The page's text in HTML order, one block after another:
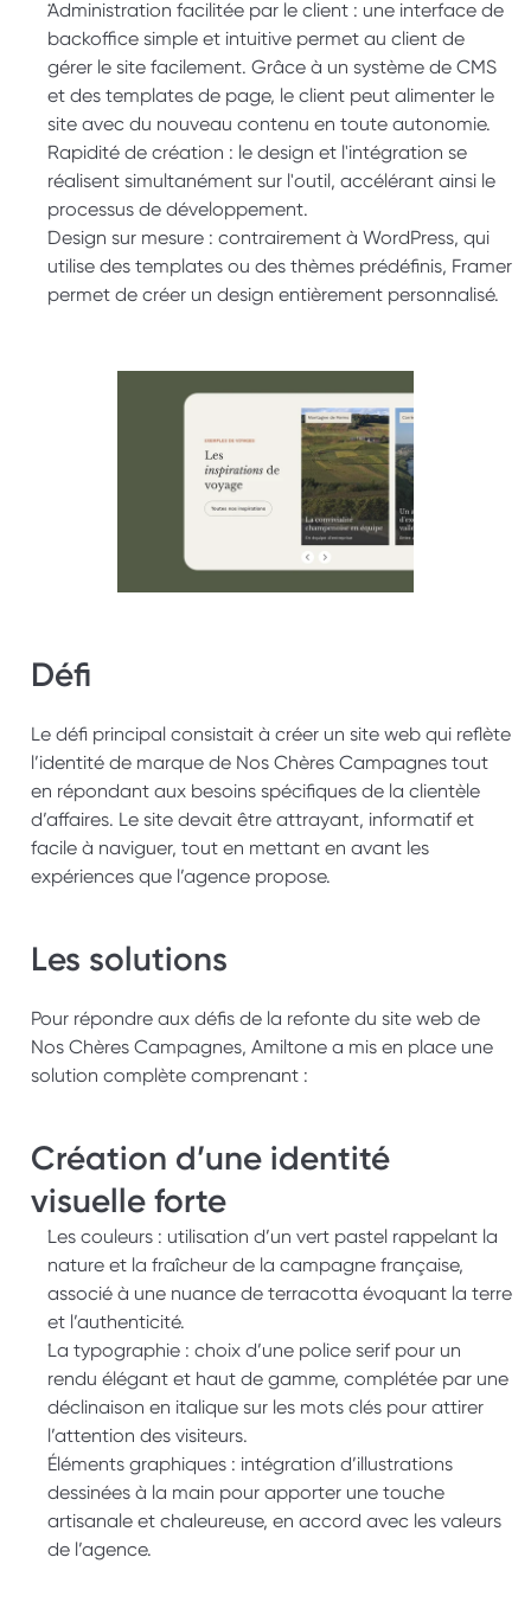
Administration facilitée par le client : une interface de
backoffice simple et intuitive permet au client de
gérer le site facilement. Grâce à un système de CMS
et des templates de page, le client peut alimenter le
site avec du nouveau contenu en toute autonomie.
Rapidité de création : le design et l'intégration se
réalisent simultanément sur l'outil, accélérant ainsi le
processus de développement.
Design sur mesure : contrairement à WordPress, qui
utilise des templates ou des thèmes prédéfinis, Framer
permet de créer un design entièrement personnalisé.
Défi
Le défi principal consistait à créer un site web qui reflète
l’identité de marque de Nos Chères Campagnes tout
en répondant aux besoins spécifiques de la clientèle
d’affaires. Le site devait être attrayant, informatif et
facile à naviguer, tout en mettant en avant les
expériences que l’agence propose.
Les solutions
Pour répondre aux défis de la refonte du site web de
Nos Chères Campagnes, Amiltone a mis en place une
solution complète comprenant :
Création d’une identité
visuelle forte
Les couleurs : utilisation d’un vert pastel rappelant la
nature et la fraîcheur de la campagne française,
associé à une nuance de terracotta évoquant la terre
et l’authenticité.
La typographie : choix d’une police serif pour un
rendu élégant et haut de gamme, complétée par une
déclinaison en italique sur les mots clés pour attirer
l’attention des visiteurs.
Éléments graphiques : intégration d’illustrations
dessinées à la main pour apporter une touche
artisanale et chaleureuse, en accord avec les valeurs
de l’agence.